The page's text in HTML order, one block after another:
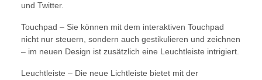
und Twitter.
Touchpad – Sie können mit dem interaktiven Touchpad
nicht nur steuern, sondern auch gestikulieren und zeichnen
– im neuen Design ist zusätzlich eine Leuchtleiste intrigiert.
Leuchtleiste – Die neue Lichtleiste bietet mit der